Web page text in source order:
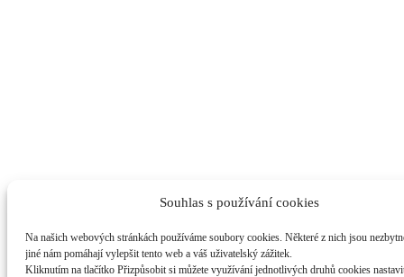
Souhlas s používání cookies
Na našich webových stránkách používáme soubory cookies. Některé z nich jsou
jiné nám pomáhají vylepšit tento web a váš uživatelský zážitek.
Kliknutím na tlačítko Přizpůsobit si můžete využívání jednotlivých druhů cookies